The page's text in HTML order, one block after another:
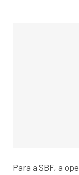
Para a SBF, a